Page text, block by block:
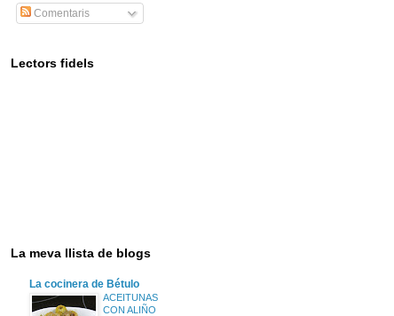
Comentaris
Lectors fidels
La meva llista de blogs
La cocinera de Bétulo
ACEITUNAS
CON ALIÑO